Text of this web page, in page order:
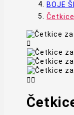
BOJE

